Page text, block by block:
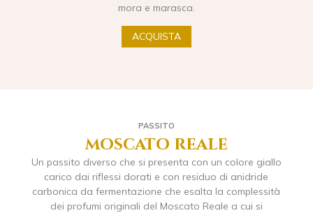
mora e marasca.
ACQUISTA
PASSITO
moscato reale
Un passito diverso che si presenta con un colore giallo
carico dai riflessi dorati e con residuo di anidride
carbonica da fermentazione che esalta la complessità
dei profumi originali del Moscato Reale a cui si